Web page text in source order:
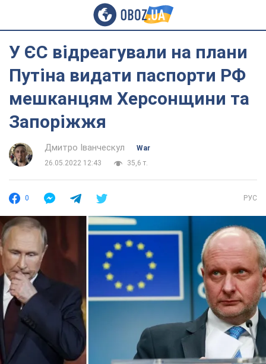
У ЄС відреагували на плани
Путіна видати паспорти РФ
мешканцям Херсонщини та
Запоріжжя
Дмитро Іванческул
War
26.05.2022 12:43
35,6 т.
0 РУС